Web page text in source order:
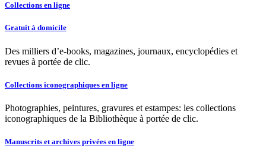
Collections en ligne
Gratuit à domicile
Des milliers d’e-books, magazines, journaux, encyclopédies et
revues à portée de clic.
Collections iconographiques en ligne
Photographies, peintures, gravures et estampes: les collections
iconographiques de la Bibliothèque à portée de clic.
Manuscrits et archives privées en ligne